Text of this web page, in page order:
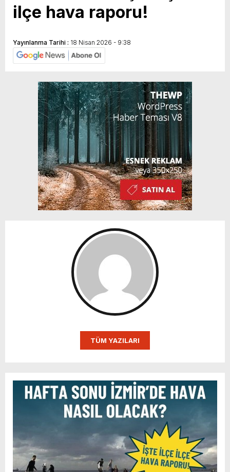
ilçe hava raporu!
Yayınlanma Tarihi : 18 Nisan 2026 - 9:38
TÜM YAZILARI